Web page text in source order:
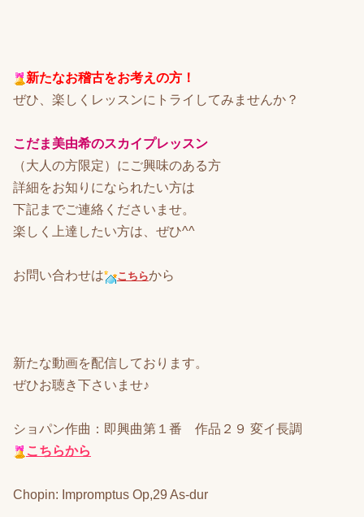
新たなお稽古をお考えの方！
ぜひ、楽しくレッスンにトライしてみませんか？
こだま美由希のスカイプレッスン
（大人の方限定）にご興味のある方
詳細をお知りになられたい方は
下記までご連絡くださいませ。
楽しく上達したい方は、ぜひ^^
お問い合わせは こちらから
新たな動画を配信しております。
ぜひお聴き下さいませ♪
ショパン作曲：即興曲第１番 作品２９ 変イ長調
こちらから
Chopin: Impromptus Op,29 As-dur